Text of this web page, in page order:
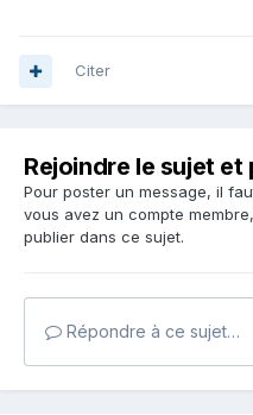
Citer
Rejoindre le sujet
Pour poster un message, il
vous avez un compte membre,
publier dans ce sujet.
Répondre à ce sujet…